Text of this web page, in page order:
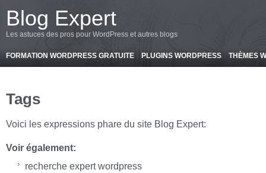
Blog Expert
Les astuces des pros pour WordPress et autres blogs
FORMATION WORDPRESS GRATUITE PLUGINS WORDPRESS THÈMES
Tags
Voici les expressions phare du site Blog Expert:
Voir également:
recherche expert wordpress